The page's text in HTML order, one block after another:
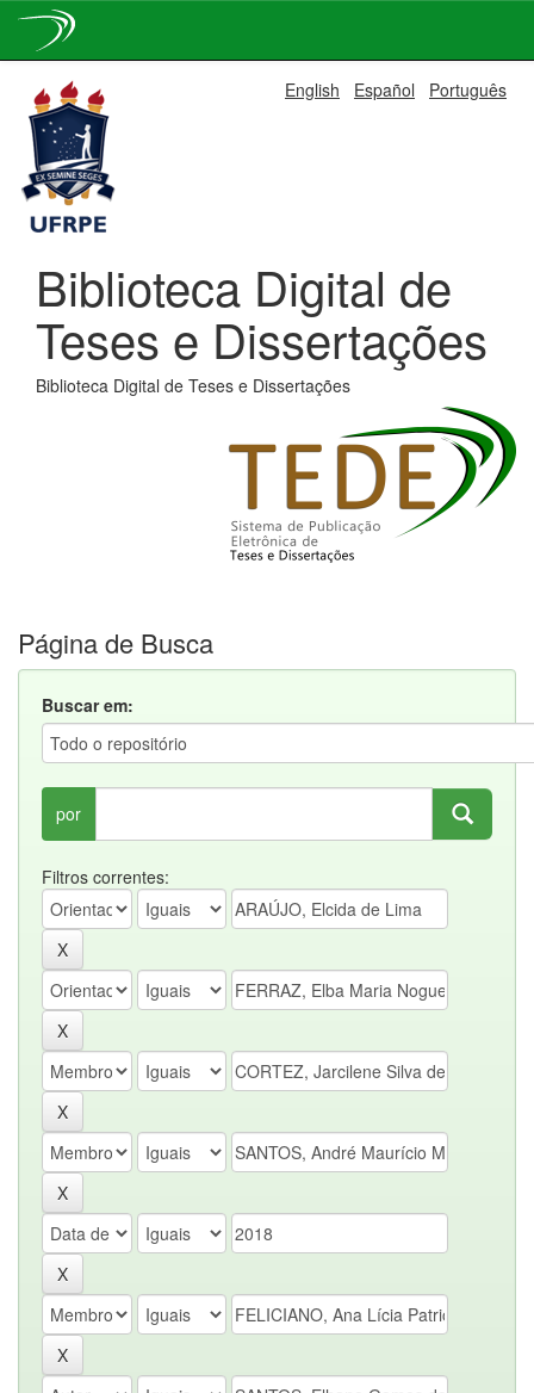
navigation
English Español Português
Biblioteca Digital de
Teses e Dissertações
Biblioteca Digital de Teses e Dissertações
Página de Busca
Buscar em:
por
Filtros correntes: